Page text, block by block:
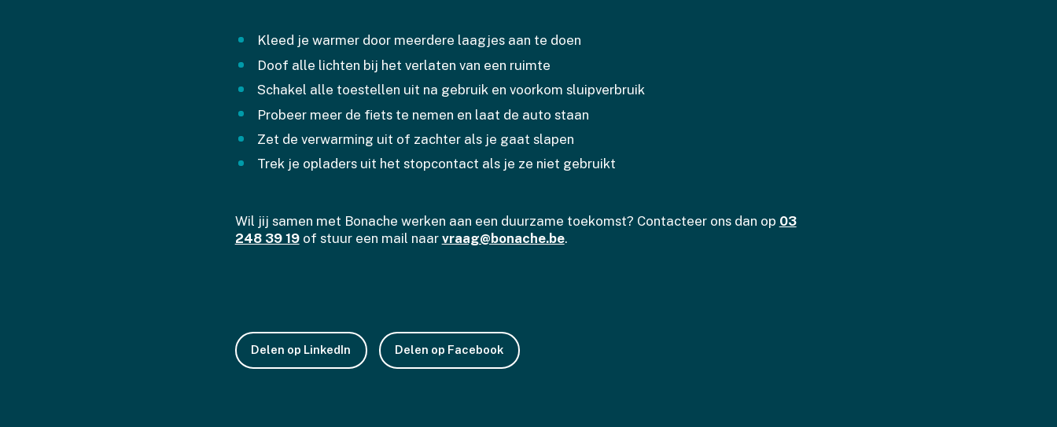
Kleed je warmer door meerdere laagjes aan te doen
Doof alle lichten bij het verlaten van een ruimte
Schakel alle toestellen uit na gebruik en voorkom sluipverbruik
Probeer meer de fiets te nemen en laat de auto staan
Zet de verwarming uit of zachter als je gaat slapen
Trek je opladers uit het stopcontact als je ze niet gebruikt
Wil jij samen met Bonache werken aan een duurzame toekomst? Contacteer ons dan op 03
248 39 19of stuur een mail naar vraag@bonache.be.
Delen op LinkedIn Delen op Facebook